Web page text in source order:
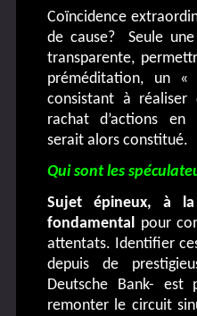
Coïncidence
de cause? Seule
transparente,
préméditation, un «
consistant à
rachat d’actions en
serait alors constitué.
Qui sont les
Sujet épineux, à
fondamental pour
attentats. Identifier
depuis de
Deutsche Bank- est
remonter le circuit